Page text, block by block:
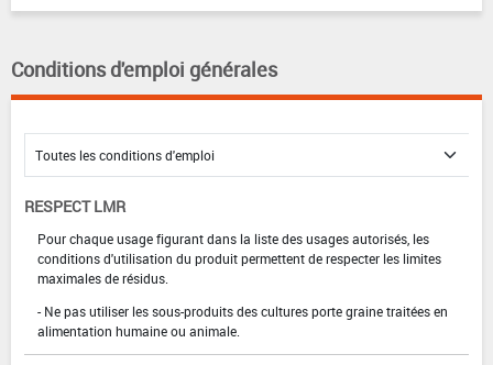
Conditions d'emploi générales
RESPECT LMR
Pour chaque usage figurant dans la liste des usages autorisés, les
conditions d'utilisation du produit permettent de respecter les limites
maximales de résidus.
- Ne pas utiliser les sous-produits des cultures porte graine traitées en
alimentation humaine ou animale.